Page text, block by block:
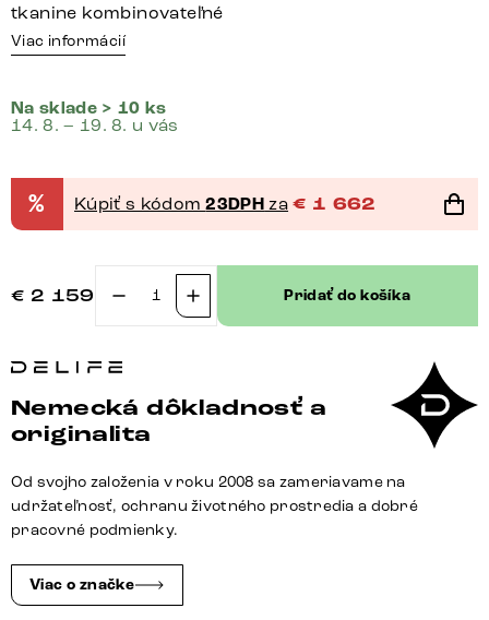
tkanine kombinovateľné
Viac informácií
Na sklade > 10 ks
14. 8. – 19. 8. u vás
% Kúpiť s kódom23DPH za € 1 662
€ 2 159
množstvo
lavica
Flex
285×190
cm
mikrovlákno
antracitová
tenká
podstava
Pridať do košíka
Nemecká dôkladnosť a
originalita
Od svojho založenia v roku 2008 sa zameriavame na
udržateľnosť, ochranu životného prostredia a dobré
pracovné podmienky.
Viac o značke